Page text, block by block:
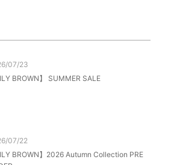
07/23
BROWN】 SUMMER SALE
07/22
BROWN】2026 Autumn Collection PRE